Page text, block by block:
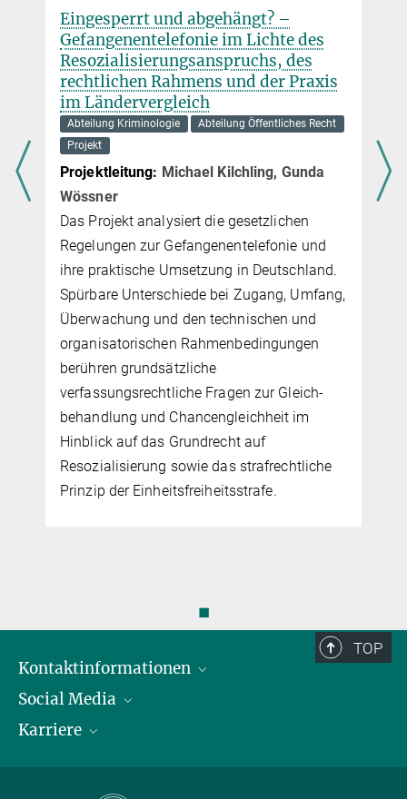
Eingesperrt und abgehängt? –
Gefan­ge­n­en­telefo­nie im Lich­te des
Reso­zia­li­sie­rungs­anspruchs, des
rechtlichen Rah­mens und der Praxis
im Ländervergleich
Abteilung Kriminologie
Abteilung Öffentliches Recht
Projekt
Projektleitung: Michael Kilchling, Gunda
Wössner
Das Projekt analysiert die gesetzlichen
Regelungen zur Gefan­gen­en­telefonie und
ihre prak­ti­sche Umsetzung in Deutschland.
Spürbare Unterschiede bei Zugang, Umfang,
Überwachung und den technischen und
organisa­to­ri­schen Rahmen­bedin­gun­gen
berühren grundsätzliche
verfassungsrechtliche Fragen zur Gleich­
behand­lung und Chancengleichheit im
Hinblick auf das Grundrecht auf
Resozialisierung sowie das strafrechtliche
Prinzip der Einheits­frei­heits­strafe.
◼
TOP
Kontaktinformationen
Öffnungszeiten & Anfahrt
Ansprechpersonen
Social Media
LinkedIn
Karriere
Max Planck Law